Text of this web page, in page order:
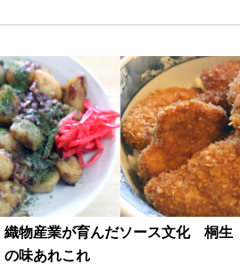
織物産業が育んだソース文化 桐生
の味あれこれ